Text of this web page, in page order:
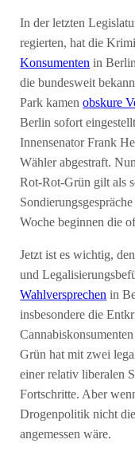
In der letzten
regierten, hat die
Konsumenten in
die bundesweit
Park kamenobskure
Berlin sofort
Innensenator Frank
Wähler abgestraft.
Rot-Rot-Grün gilt als
Woche beginnen die
Jetzt ist es wichtig,
und
Wahlversprechen in
insbesondere die
Grün hat mit zwei
einer relativ liberalen
Fortschritte. Aber
Drogenpolitik nicht
angemessen wäre.